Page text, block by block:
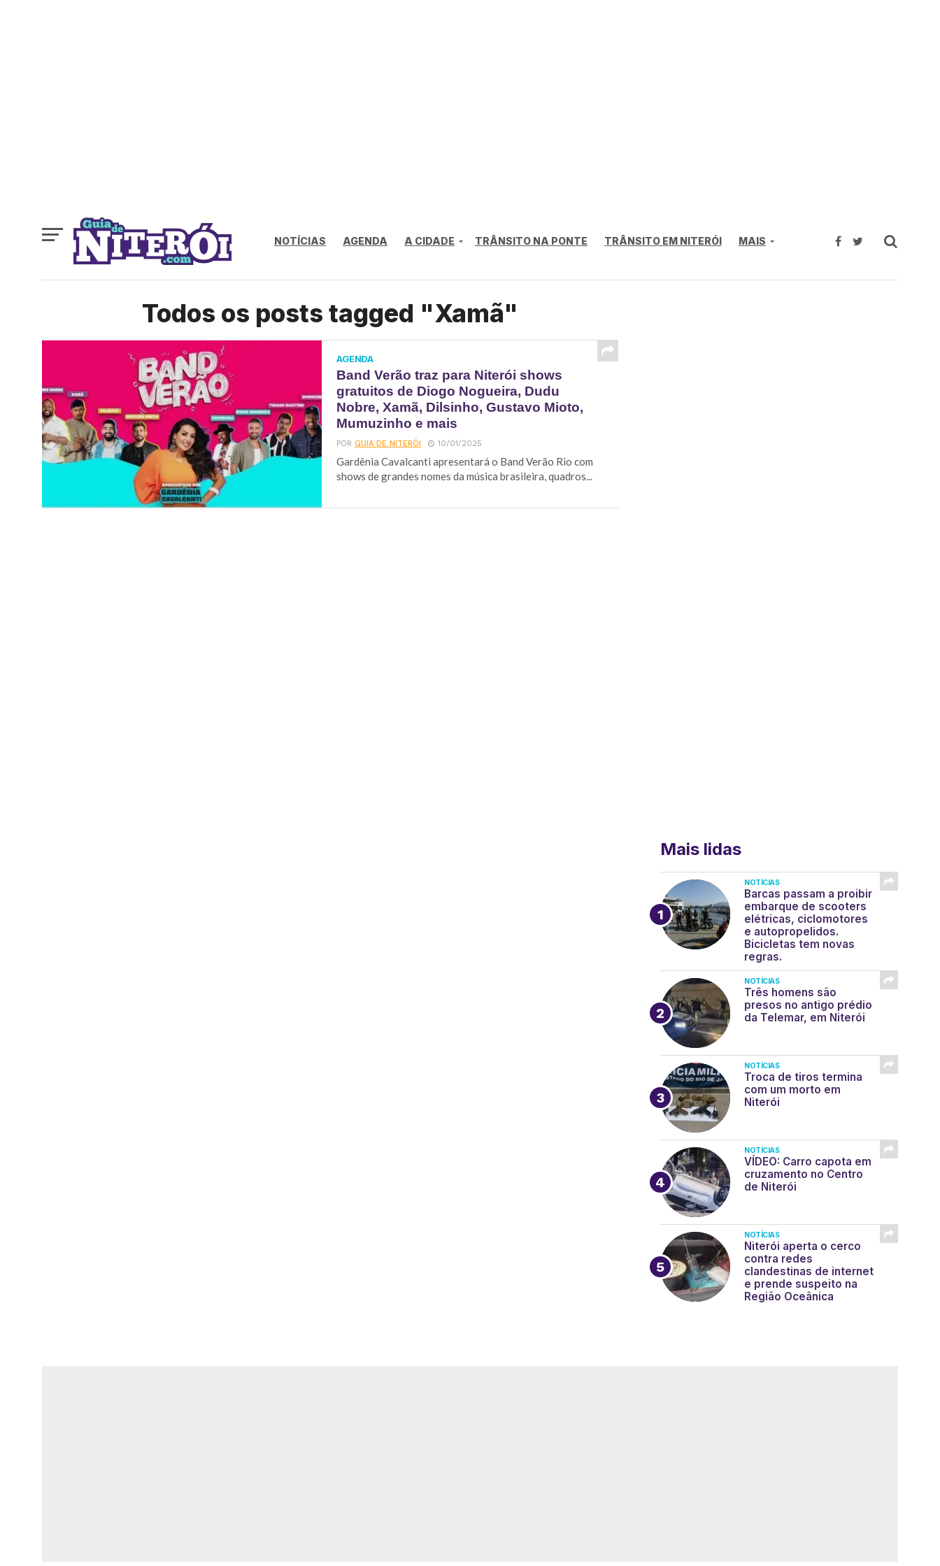
NOTÍCIAS AGENDA A CIDADE TRÂNSITO NA PONTE TRÂNSITO EM NITERÓI MAIS
Todos os posts tagged "Xamã"
AGENDA
Band Verão traz para Niterói shows
gratuitos de Diogo Nogueira, Dudu
Nobre, Xamã, Dilsinho, Gustavo Mioto,
Mumuzinho e mais
PORGUIA DE NITERÓI 10/01/2025
Gardênia Cavalcanti apresentará o Band Verão Rio com
shows de grandes nomes da música brasileira, quadros...
Mais lidas
NOTÍCIAS
Barcas passam a proibir
embarque de scooters
elétricas, ciclomotores
e autopropelidos.
Bicicletas tem novas
regras.
NOTÍCIAS
Três homens são
presos no antigo prédio
da Telemar, em Niterói
NOTÍCIAS
Troca de tiros termina
com um morto em
Niterói
NOTÍCIAS
VÍDEO: Carro capota em
cruzamento no Centro
de Niterói
NOTÍCIAS
Niterói aperta o cerco
contra redes
clandestinas de internet
e prende suspeito na
Região Oceânica